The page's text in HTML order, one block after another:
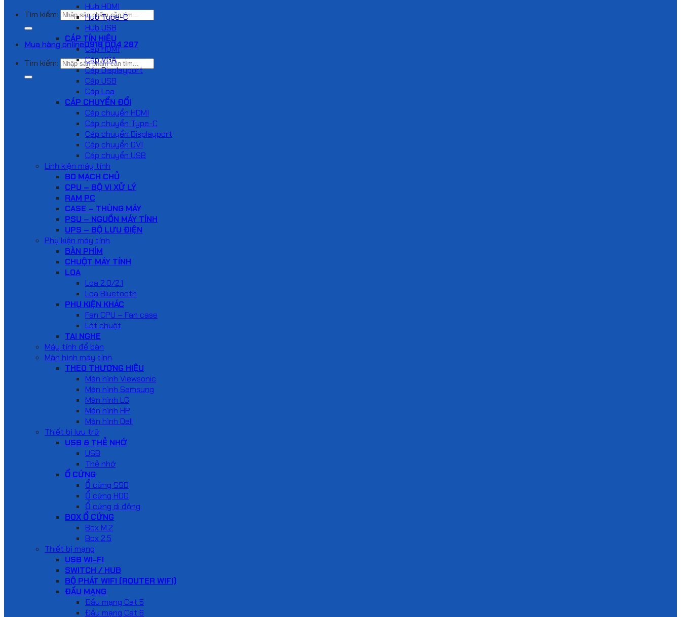
Tìm kiếm:
Mua hàng online0918 004 287
Tìm kiếm:
Hub HDMI
Hub Type-C
Hub USB
CÁP TÍN HIỆU
Cáp HDMI
Cáp VGA
Cáp Displayport
Cáp USB
Cáp Loa
CÁP CHUYỂN ĐỔI
Cáp chuyển HDMI
Cáp chuyển Type-C
Cáp chuyển Displayport
Cáp chuyển DVI
Cáp chuyển USB
Linh kiện máy tính
BO MẠCH CHỦ
CPU – BỘ VI XỬ LÝ
RAM PC
CASE – THÙNG MÁY
PSU – NGUỒN MÁY TÍNH
UPS – BỘ LƯU ĐIỆN
Phụ kiện máy tính
BÀN PHÍM
CHUỘT MÁY TÍNH
LOA
Loa 2.0/2.1
Loa Bluetooth
PHỤ KIỆN KHÁC
Fan CPU – Fan case
Lót chuột
TAI NGHE
Máy tính để bàn
Màn hình máy tính
THEO THƯƠNG HIỆU
Màn hình Viewsonic
Màn hình Samsung
Màn hình LG
Màn hình HP
Màn hình Dell
Thiết bị lưu trữ
USB & THẺ NHỚ
USB
Thẻ nhớ
Ổ CỨNG
Ổ cứng SSD
Ổ cứng HDD
Ổ cứng di động
BOX Ổ CỨNG
Box M.2
Box 2.5
Thiết bị mạng
USB WI-FI
SWITCH / HUB
BỘ PHÁT WIFI (ROUTER WIFI)
ĐẦU MẠNG
Đầu mạng Cat 5
Đầu mạng Cat 6